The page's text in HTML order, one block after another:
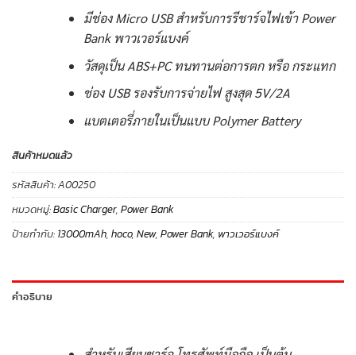
มีช่อง Micro USB สำหรับการรีชาร์จไฟเข้า Power
Bank พาวเวอร์แบงค์
วัสดุเป็น ABS+PC ทนทานต่อการตก หรือ กระแทก
ช่อง USB รองรับการจ่ายไฟ สูงสุด 5V/2A
แบตเตอรี่ภายในเป็นแบบ Polymer Battery
สินค้าหมดแล้ว
รหัสสินค้า:A00250
หมวดหมู่:Basic Charger, Power Bank
ป้ายกำกับ: 13000mAh, hoco, New, Power Bank, พาวเวอร์แบงค์
คำอธิบาย